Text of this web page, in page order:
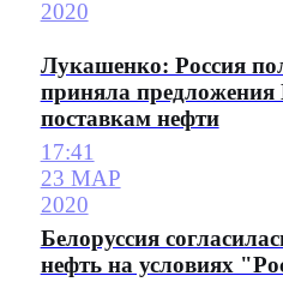
2020
Лукашенко: Россия
приняла предложения
поставкам нефти
17:41
23 МАР
2020
Белоруссия
нефть на условиях